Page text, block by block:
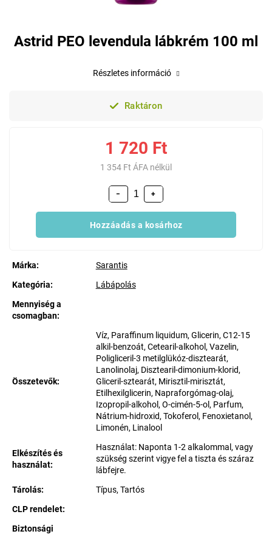
Astrid PEO levendula lábkrém 100 ml
Raktáron
1 720 Ft
1 354 Ft ÁFA nélkül
+
−
Hozzáadás a kosárhoz
Kategória:
Lábápolás
Mennyiség a
csomagban:
Összetevők:
Víz, Paraffinum liquidum, Glicerin, C12-15
alkil-benzoát, Cetearil-alkohol, Vazelin,
Poligliceril-3 metilglükóz-disztearát,
Lanolinolaj, Disztearil-dimonium-klorid,
Gliceril-sztearát, Mirisztil-mirisztát,
Etilhexilglicerin, Napraforgómag-olaj,
Izopropil-alkohol, O-cimén-5-ol, Parfum,
Nátrium-hidroxid, Tokoferol, Fenoxietanol,
Limonén, Linalool
Elkészítés és
használat:
Használat: Naponta 1-2 alkalommal, vagy
szükség szerint vigye fel a tiszta és száraz
lábfejre.
Tárolás:
Típus, Tartós
CLP rendelet:
Biztonsági
Márka: Sarantis
Részletes információ